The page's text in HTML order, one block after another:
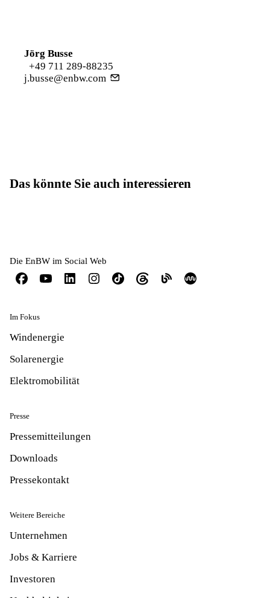
Jörg Busse
+49 711 289-88235
j.busse@enbw.com
Das könnte Sie auch interessieren
Die EnBW im Social Web
Im Fokus
Windenergie
Solarenergie
Elektromobilität
Presse
Pressemitteilungen
Downloads
Pressekontakt
Weitere Bereiche
Unternehmen
Jobs & Karriere
Investoren